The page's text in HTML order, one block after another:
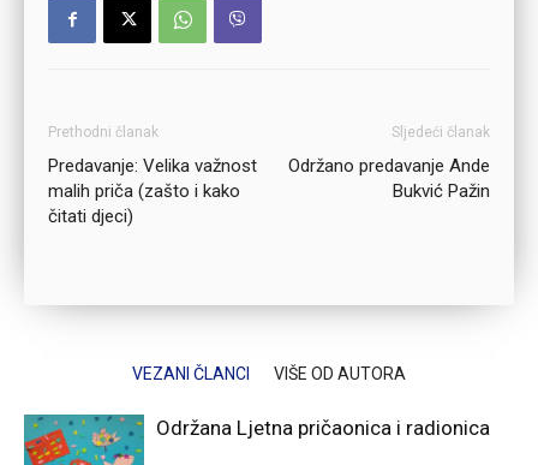
Prethodni članak
Predavanje: Velika važnost
malih priča (zašto i kako
čitati djeci)
Sljedeći članak
Održano predavanje Ande
Bukvić Pažin
VEZANI ČLANCI VIŠE OD AUTORA
Održana Ljetna pričaonica i radionica